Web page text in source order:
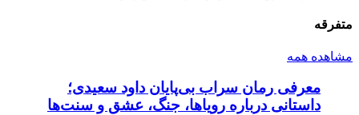
متفرقه
مشاهده همه
معرفی رمان سراب بی‌پایان داود سعیدی؛
داستانی درباره رویاها، جنگ، عشق و سنت‌ها